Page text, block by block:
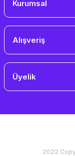
Kurumsal
Alışveriş
Üyelik
2022